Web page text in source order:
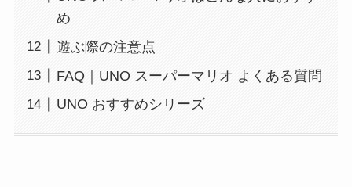
め
遊ぶ際の注意点
FAQ｜UNO スーパーマリオ よくある質問
UNO おすすめシリーズ